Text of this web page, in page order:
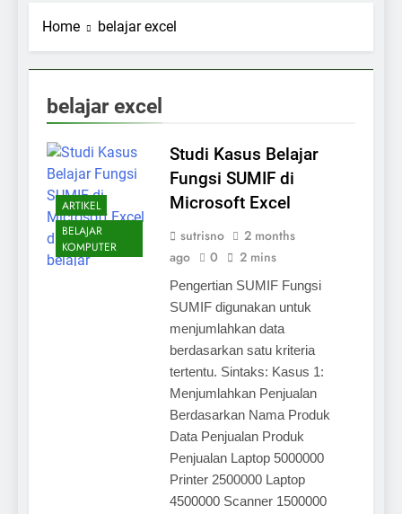
Home belajar excel
belajar excel
ARTIKEL
BELAJAR
KOMPUTER
Studi Kasus Belajar
Fungsi SUMIF di
Microsoft Excel
sutrisno
2 months
ago
0 2 mins
Pengertian SUMIF Fungsi
SUMIF digunakan untuk
menjumlahkan data
berdasarkan satu kriteria
tertentu. Sintaks: Kasus 1:
Menjumlahkan Penjualan
Berdasarkan Nama Produk
Data Penjualan Produk
Penjualan Laptop 5000000
Printer 2500000 Laptop
4500000 Scanner 1500000